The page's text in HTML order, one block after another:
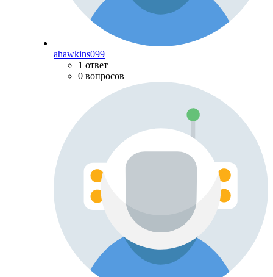
ahawkins099
1 ответ
0 вопросов